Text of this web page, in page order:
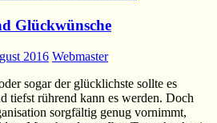
Glückwünsche
2016 Webmaster
sogar der glücklichste sollte es
tiefst rührend kann es werden. Doch
sorgfältig genug vornimmt,